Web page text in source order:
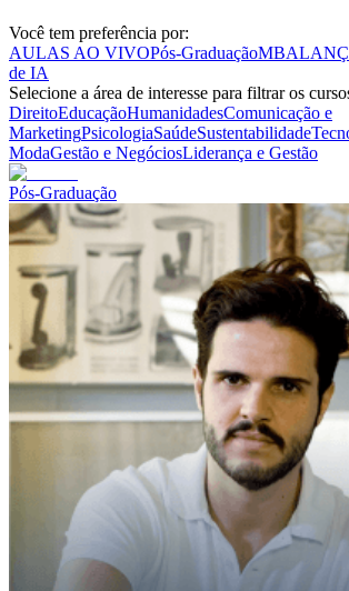
Você tem preferência por:
AULAS AO VIVOPós-GraduaçãoMBA
de IA
Selecione a área de interesse para filtrar os
DireitoEducaçãoHumanidadesComunicação e
MarketingPsicologiaSaúdeSustentabilidade
ModaGestão e NegóciosLiderança e Gestão
Pós-Graduação